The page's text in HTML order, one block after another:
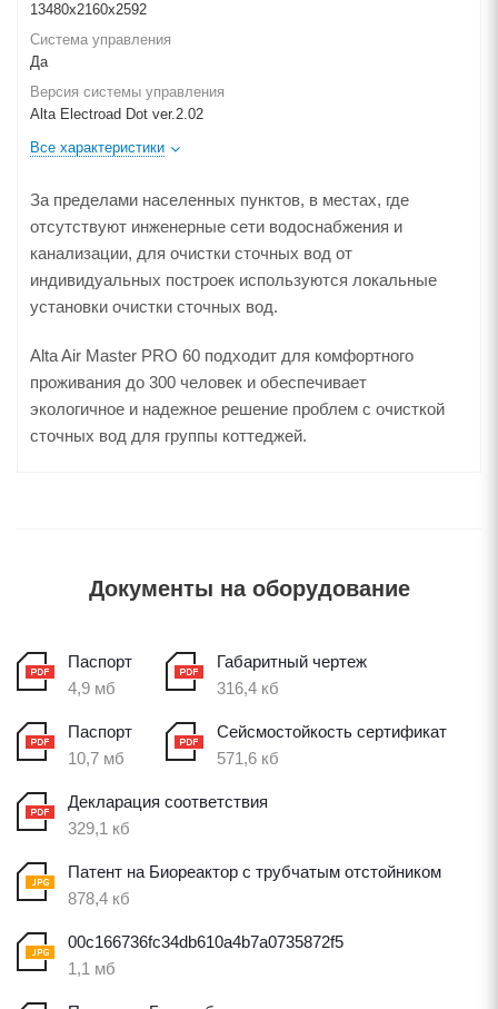
13480х2160х2592
Система управления
Да
Версия системы управления
Alta Electroad Dot ver.2.02
Все характеристики
За пределами населенных пунктов, в местах, где
отсутствуют инженерные сети водоснабжения и
канализации, для очистки сточных вод от
индивидуальных построек используются локальные
установки очистки сточных вод.
Alta Air Master PRO 60 подходит для комфортного
проживания до 300 человек и обеспечивает
экологичное и надежное решение проблем с очисткой
сточных вод для группы коттеджей.
Документы на оборудование
Паспорт
4,9 мб
Габаритный чертеж
316,4 кб
Паспорт
10,7 мб
Сейсмостойкость сертификат
571,6 кб
Декларация соответствия
329,1 кб
Патент на Биореактор с трубчатым отстойником
878,4 кб
00c166736fc34db610a4b7a0735872f5
1,1 мб